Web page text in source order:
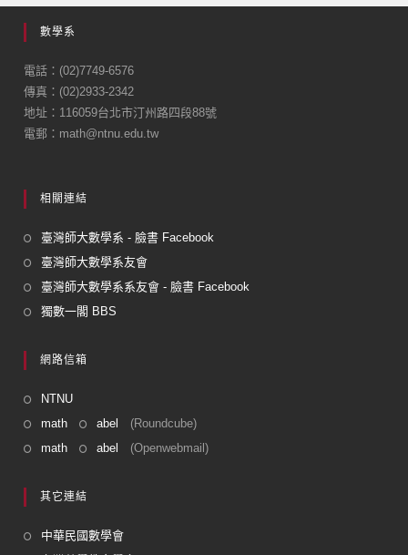
e
b
o
o
k
數學系
電話：(02)7749-6576
傳真：(02)2933-2342
地址：116059台北市汀州路四段88號
電郵：math@ntnu.edu.tw
相關連結
臺灣師大數學系 - 臉書 Facebook
臺灣師大數學系友會
臺灣師大數學系系友會 - 臉書 Facebook
獨數一閣 BBS
網路信箱
NTNU
math
abel
(Roundcube)
math
abel (Openwebmail)
其它連結
中華民國數學會